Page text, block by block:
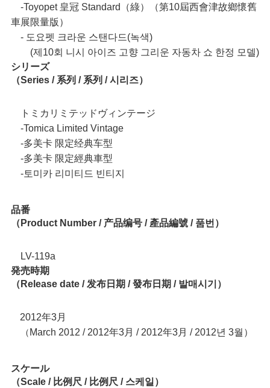
‐Toyopet 皇冠 Standard（綠）（第10屆西會津故鄉懷舊
車展限量版）
‐ 도요펫 크라운 스탠다드(녹색)
(제10회 니시 아이즈 고향 그리운 자동차 쇼 한정 모델)
シリーズ
（Series / 系列 / 系列 / 시리즈）
トミカリミテッドヴィンテージ
‐Tomica Limited Vintage
‐多美卡 限定经典车型
‐多美卡 限定經典車型
‐토미카 리미티드 빈티지
品番
（Product Number / 产品编号 / 產品編號 / 품번）
LV-119a
発売時期
（Release date / 发布日期 / 發布日期 / 발매시기）
2012年3月
（ March 2012 / 2012年3月 / 2012年3月 / 2012년 3월）
スケール
（Scale / 比例尺 / 比例尺 / 스케일）